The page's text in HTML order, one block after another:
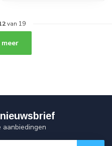
van 19